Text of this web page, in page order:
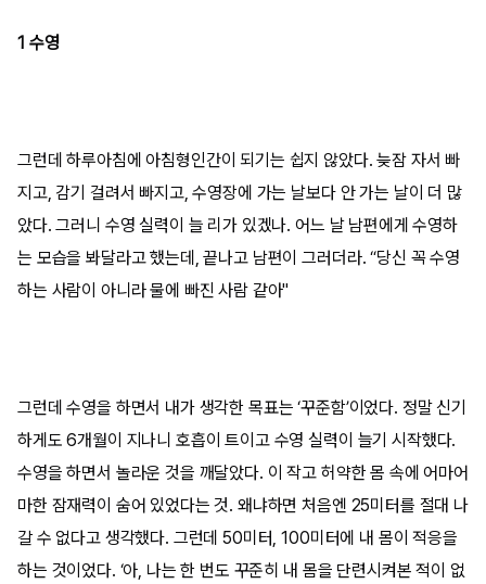
1 수영
그런데 하루아침에 아침형인간이 되기는 쉽지 않았다. 늦잠 자서 빠
지고, 감기 걸려서 빠지고, 수영장에 가는 날보다 안 가는 날이 더 많
았다. 그러니 수영 실력이 늘 리가 있겠나. 어느 날 남편에게 수영하
는 모습을 봐달라고 했는데, 끝나고 남편이 그러더라. “당신 꼭 수영
하는 사람이 아니라 물에 빠진 사람 같아"
그런데 수영을 하면서 내가 생각한 목표는 ‘꾸준함’이었다. 정말 신기
하게도 6개월이 지나니 호흡이 트이고 수영 실력이 늘기 시작했다.
수영을 하면서 놀라운 것을 깨달았다. 이 작고 허약한 몸 속에 어마어
마한 잠재력이 숨어 있었다는 것. 왜냐하면 처음엔 25미터를 절대 나
갈 수 없다고 생각했다. 그런데 50미터, 100미터에 내 몸이 적응을
하는 것이었다. ‘아, 나는 한 번도 꾸준히 내 몸을 단련시켜본 적이 없